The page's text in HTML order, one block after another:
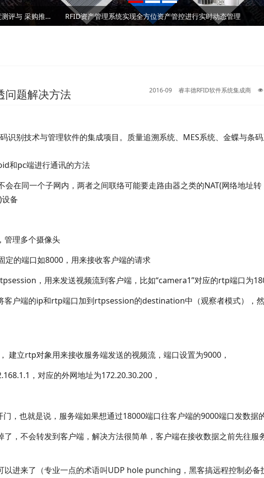
需品”
RFID固定资产管理技术在高校的应用解析
2026⼴州RFID⼿持终端/⼯业PDA⼚家深度测评与 采购推荐｜企业选型避坑全指南
RFID资产管理系统实现全方位资产管控进行实时动态管理
问题解决方法 2016-09 睿丰德RFID软件系统集成商
识别技术与管理软件的集成项目。质量追溯系统、MES系统、金蝶与条
和pc端进行通讯的方法
在同一个子网内，两者之间联络可能要走路由器之类的NAT(网络地址转
备
管理多个摄像头
的端口如8000，用来接收客户端的请求
，用来发送视频流到客户端，比如“camera1”对应的rtp端口为
客户端的ip和rtp端口加到rtpsession的destination中（观察者模式），
建立rtp对象用来接收服务端发送的视频流，端口设置为9000，
，对应的外网地址为172.20.30.200，
，也就是说，服务端如果想通过18000端口往客户端的9000端口发数据
，不会转发到客户端，解决方法很简单，客户端在接收数据之前先往服
以进来了（专业一点的术语叫UDP hole punching，黑客搞远程控制必备